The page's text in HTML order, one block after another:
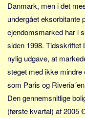
Om
Webstedet
Forhistorien
Redigering
Tekstannoncer
Bannere
Hjælp
Danmark, men i det
undergået eksorbitante
ejendomsmarked har i
siden 1998. Tidsskriftet
nylig udgave, at
steget med ikke
som Paris og
Den gennemsnitlige
(første kvartal) af 2005